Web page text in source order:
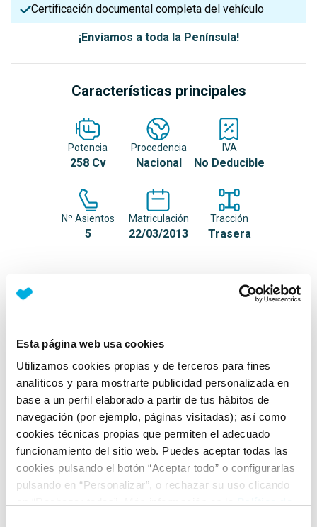
Esta página web usa cookies
Utilizamos cookies propias y de terceros para fines
analíticos y para mostrarte publicidad personalizada en
base a un perfil elaborado a partir de tus hábitos de
navegación (por ejemplo, páginas visitadas); así como
cookies técnicas propias que permiten el adecuado
funcionamiento del sitio web. Puedes aceptar todas las
cookies pulsando el botón “Aceptar todo” o configurarlas
pulsando en “Personalizar”, o rechazar su uso clicando
Certificación documental completa del vehículo
¡Enviamos a toda la Península!
Características principales
Potencia
258 Cv
Procedencia
Nacional
IVA
No Deducible
Nº Asientos
5
Matriculación
22/03/2013
Tracción
Trasera
Detalles destacados
Driving Experience Control (adaptación individual de
la tracción y del tren de rodaje)
Control electrónico de la suspensión
Suspensión neumática del eje trasero con
autonivelación
+ Ver todos
Ficha técnica